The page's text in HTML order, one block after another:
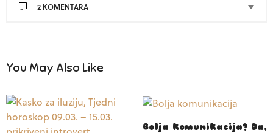
2 KOMENTARA
You May Also Like
Bolja komunikacija? Da,